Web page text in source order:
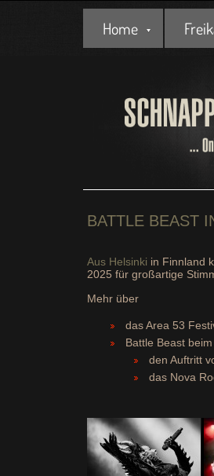
Home
BATTLE BEAST
Aus Helsinki in Finnland
2025 für großartige
Mehr über
das Area 53
Battle Beast
den Auftritt
das Nova